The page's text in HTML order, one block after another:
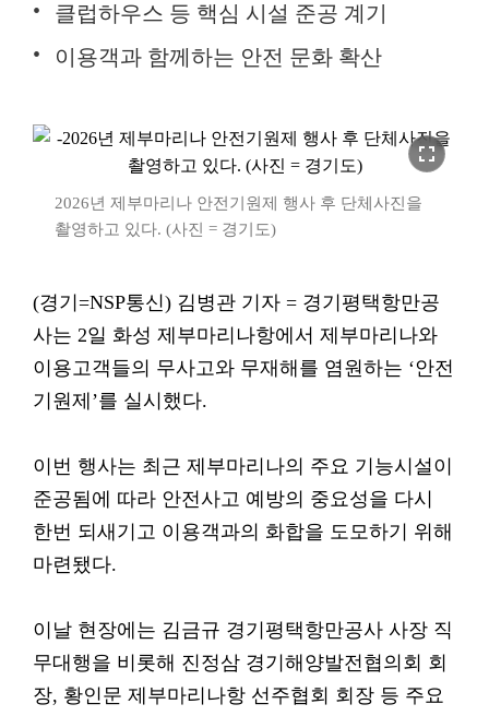
클럽하우스 등 핵심 시설 준공 계기
이용객과 함께하는 안전 문화 확산
fullscreen
2026년 제부마리나 안전기원제 행사 후 단체사진을
촬영하고 있다. (사진 = 경기도)
(경기=NSP통신) 김병관 기자 = 경기평택항만공
사는 2일 화성 제부마리나항에서 제부마리나와
이용고객들의 무사고와 무재해를 염원하는 ‘안전
기원제’를 실시했다.
이번 행사는 최근 제부마리나의 주요 기능시설이
준공됨에 따라 안전사고 예방의 중요성을 다시
한번 되새기고 이용객과의 화합을 도모하기 위해
마련됐다.
이날 현장에는 김금규 경기평택항만공사 사장 직
무대행을 비롯해 진정삼 경기해양발전협의회 회
장, 황인문 제부마리나항 선주협회 회장 등 주요